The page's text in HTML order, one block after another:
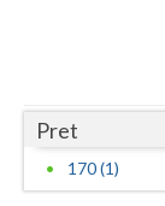
Pret
170 (1)